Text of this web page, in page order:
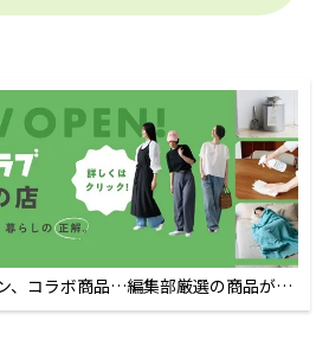
、コラボ商品…編集部厳選の商品が買